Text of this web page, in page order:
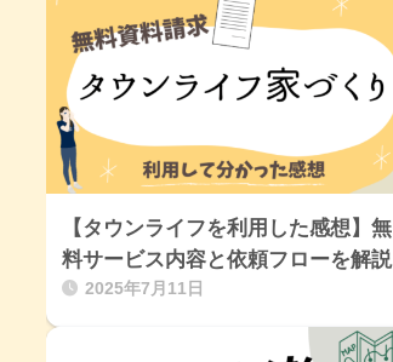
【タウンライフを利用した感想】無
料サービス内容と依頼フローを解説
2025年7月11日